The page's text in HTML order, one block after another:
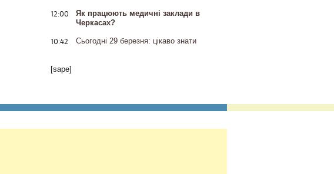
12:00
Як працюють медичні заклади в
Черкасах?
10:42 Сьогодні 29 березня: цікаво знати
[sape]